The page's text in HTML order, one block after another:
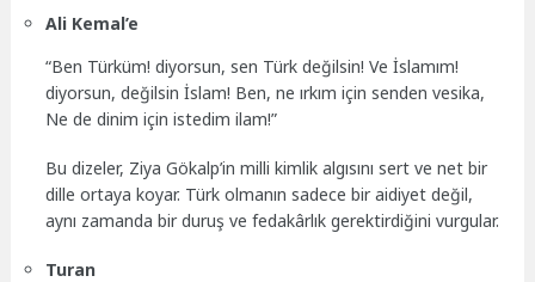
Ali Kemal’e
“Ben Türküm! diyorsun, sen Türk değilsin! Ve İslamım!
diyorsun, değilsin İslam! Ben, ne ırkım için senden vesika,
Ne de dinim için istedim ilam!”
Bu dizeler, Ziya Gökalp’in milli kimlik algısını sert ve net bir
dille ortaya koyar. Türk olmanın sadece bir aidiyet değil,
aynı zamanda bir duruş ve fedakârlık gerektirdiğini vurgular.
Turan